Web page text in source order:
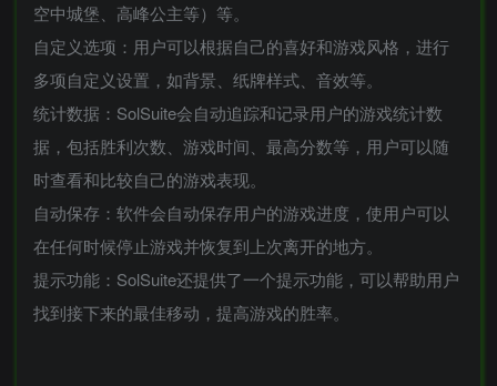
空中城堡、高峰公主等）等。
自定义选项：用户可以根据自己的喜好和游戏风格，进行
多项自定义设置，如背景、纸牌样式、音效等。
统计数据：SolSuite会自动追踪和记录用户的游戏统计数
据，包括胜利次数、游戏时间、最高分数等，用户可以随
时查看和比较自己的游戏表现。
自动保存：软件会自动保存用户的游戏进度，使用户可以
在任何时候停止游戏并恢复到上次离开的地方。
提示功能：SolSuite还提供了一个提示功能，可以帮助用户
找到接下来的最佳移动，提高游戏的胜率。